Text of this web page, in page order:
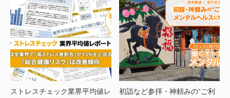
ストレスチェック業界平均値レ
初詣など参拝・神頼みの“ご利